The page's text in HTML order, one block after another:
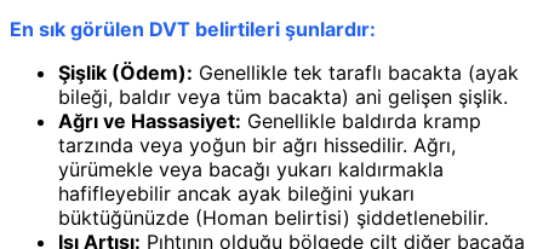
En sık görülen DVT belirtileri şunlardır:
Şişlik (Ödem): Genellikle tek taraflı bacakta (ayak
bileği, baldır veya tüm bacakta) ani gelişen şişlik.
Ağrı ve Hassasiyet: Genellikle baldırda kramp
tarzında veya yoğun bir ağrı hissedilir. Ağrı,
yürümekle veya bacağı yukarı kaldırmakla
hafifleyebilir ancak ayak bileğini yukarı
büktüğünüzde (Homan belirtisi) şiddetlenebilir.
Isı Artışı: Pıhtının olduğu bölgede cilt diğer bacağa